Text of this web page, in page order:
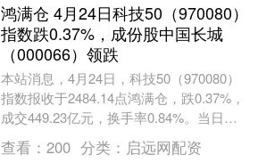
鸿满仓 4月24日科技50（970080）
指数跌0.37%，成份股中国长城
（000066）领跌
本站消息，4月24日，科技50（970080）
指数报收于2484.14点鸿满仓，跌0.37%，
成交449.23亿元，换手率0.84%。当日该
指数成份股中，上涨的....
查看： 200 分类： 启远网配资